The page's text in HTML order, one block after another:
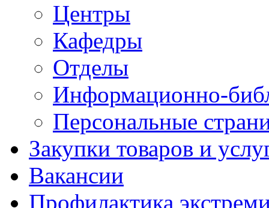
Центры
Кафедры
Отделы
Информационно-
Персональные
Закупки товаров и
Вакансии
Профилактика